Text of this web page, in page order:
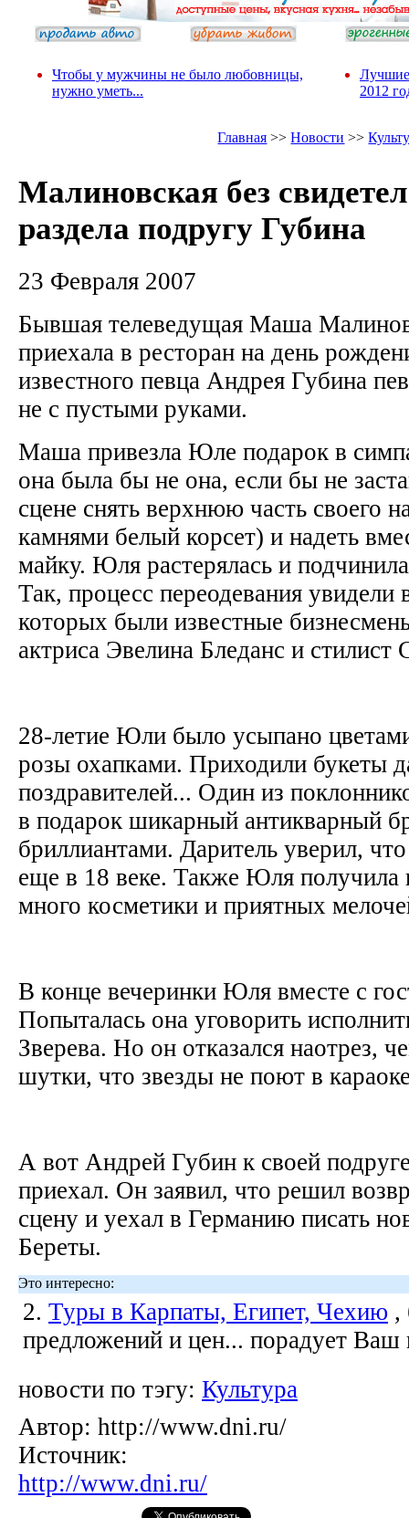
Чтобы у мужчины не было любовницы,
нужно уметь...
Лучшие
2012
Главная >>Новости >>
Малиновская без
раздела подругу Губина
23 Февраля 2007
Бывшая телеведущая Маша
приехала в ресторан на день
известного певца Андрея Губина
не с пустыми руками.
Маша привезла Юле подарок в
она была бы не она, если бы не
сцене снять верхнюю часть своего
камнями белый корсет) и надеть
майку. Юля растерялась и
Так, процесс переодевания увидели
которых были известные
актриса Эвелина Бледанс и
28-летие Юли было усыпано
розы охапками. Приходили букеты
поздравителей... Один из
в подарок шикарный антикварный
бриллиантами. Даритель уверил,
еще в 18 веке. Также Юля получила
много косметики и приятных
В конце вечеринки Юля вместе с
Попыталась она уговорить
Зверева. Но он отказался наотрез,
шутки, что звезды не поют в
А вот Андрей Губин к своей
приехал. Он заявил, что решил
сцену и уехал в Германию писать
Береты.
Это интересно:
2. Туры в Карпаты, Египет, Чехию ,
предложений и цен... порадует Ваш
новости по тэгу: Культура
Автор: http://www.dni.ru/
Источник:
http://www.dni.ru/